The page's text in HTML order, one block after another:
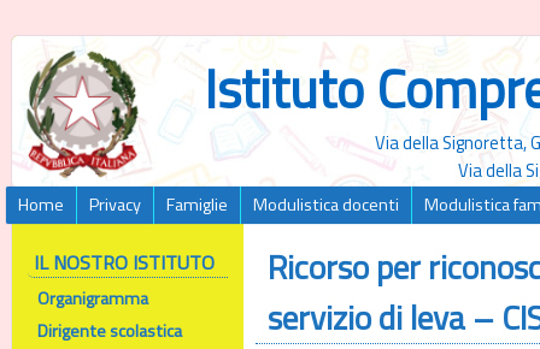
Istituto
Via della Signoretta,
Via della
Home Privacy Famiglie Modulistica docenti Modulistica
IL NOSTRO ISTITUTO
Organigramma
Dirigente scolastica
Ricorso per
servizio di leva –